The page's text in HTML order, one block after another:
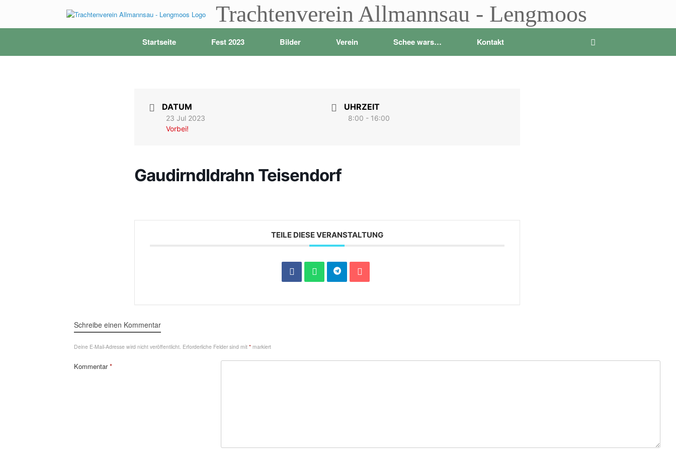
Trachtenverein Allmannsau - Lengmoos
Startseite Fest 2023 Bilder Verein Schee wars… Kontakt
DATUM
23 Jul 2023
Vorbei!
UHRZEIT
8:00 - 16:00
Gaudirndldrahn Teisendorf
TEILE DIESE VERANSTALTUNG
Schreibe einen Kommentar
Deine E-Mail-Adresse wird nicht veröffentlicht. Erforderliche Felder sind mit * markiert
Kommentar*